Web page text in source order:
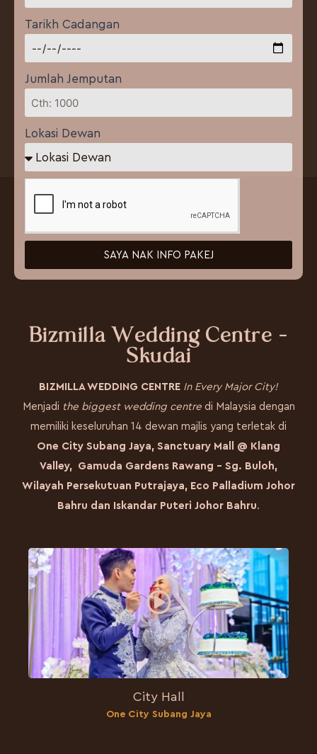
Tarikh Cadangan
Jumlah Jemputan
Lokasi Dewan
SAYA NAK INFO PAKEJ
Bizmilla Wedding Centre -
Skudai
BIZMILLA WEDDING CENTRE In Every Major City!
Menjadi the biggest wedding centredi Malaysia dengan
memiliki keseluruhan 14 dewan majlis yang terletak di
One City Subang Jaya, Sanctuary Mall @ Klang
Valley, Gamuda Gardens Rawang – Sg. Buloh,
Wilayah Persekutuan Putrajaya, Eco Palladium Johor
Bahru dan Iskandar Puteri Johor Bahru.
City Hall
One City Subang Jaya